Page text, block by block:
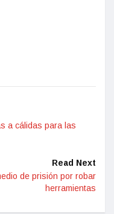
a cálidas para las
Read Next
de prisión por robar
herramientas